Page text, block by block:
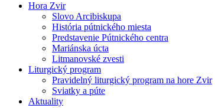
Hora Zvir
Slovo Arcibiskupa
História pútnického miesta
Predstavenie Pútnického centra
Mariánska úcta
Litmanovské zvesti
Liturgický program
Pravidelný liturgický program na hore Zvir
Sviatky a púte
Aktuality